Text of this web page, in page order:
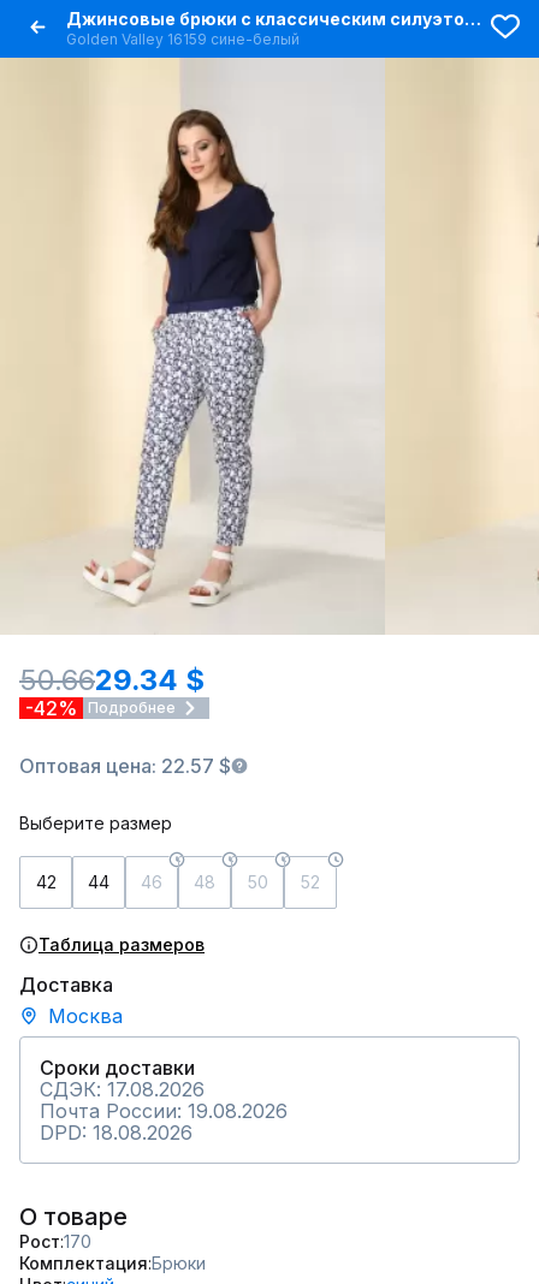
Джинсовые брюки с классическим силуэтом и карманами
Golden Valley 16159 сине-белый
50.6629.34 $
-42% Подробнее
Оптовая цена: 22.57 $
Выберите размер
42 44 46 48 50 52
Таблица размеров
Доставка
Москва
Сроки доставки
СДЭК: 17.08.2026
Почта России: 19.08.2026
DPD: 18.08.2026
О товаре
Рост 170
Комплектация Брюки